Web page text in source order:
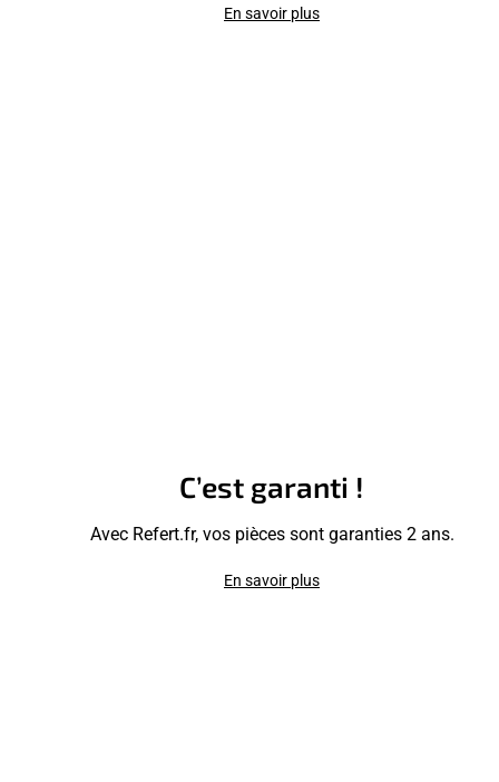
En savoir plus
C’est garanti !
Avec Refert.fr, vos pièces sont garanties 2 ans.
En savoir plus